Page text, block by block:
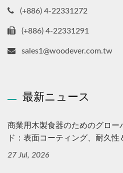
(+886) 4-22331272
(+886) 4-22331291
sales1@woodever.com.tw
最新ニュース
商業用木製食器のためのグロー
ド：表面コーティング、耐久性
27 Jul, 2026